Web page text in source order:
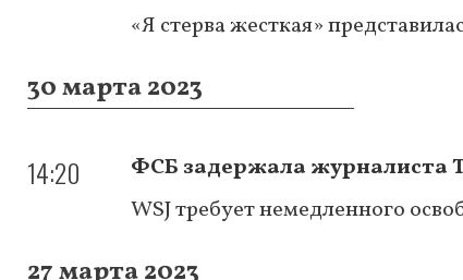
«Я стерва жесткая»
30 марта 2023
14:20
ФСБ задержала журналиста
WSJ требует немедленного
27 марта 2023